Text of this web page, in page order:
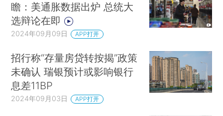
瞻：美通胀数据出炉 总统大
选辩论在即
2024年09月09日 APP打开
招行称“存量房贷转按揭”政策
未确认 瑞银预计或影响银行
息差11BP
2024年09月03日 APP打开